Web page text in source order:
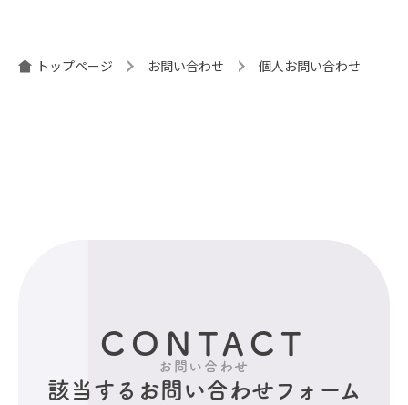
トップページ お問い合わせ 個人お問い合わせ
CONTACT
お問い合わせ
該当するお問い合わせフォーム